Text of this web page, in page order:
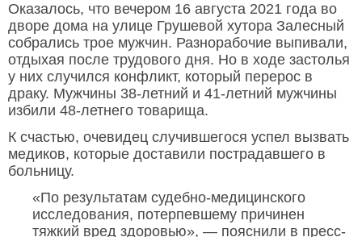
Оказалось, что вечером 16 августа 2021 года во
дворе дома на улице Грушевой хутора Залесный
собрались трое мужчин. Разнорабочие выпивали,
отдыхая после трудового дня. Но в ходе застолья
у них случился конфликт, который перерос в
драку. Мужчины 38-летний и 41-летний мужчины
избили 48-летнего товарища.
К счастью, очевидец случившегося успел вызвать
медиков, которые доставили пострадавшего в
больницу.
«По результатам судебно-медицинского
исследования, потерпевшему причинен
тяжкий вред здоровью», — пояснили в пресс-